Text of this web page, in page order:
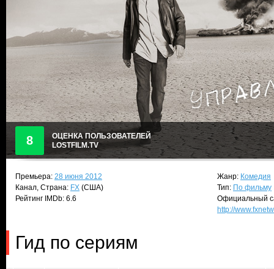
8
ОЦЕНКА ПОЛЬЗОВАТЕЛЕЙ
LOSTFILM.TV
Премьера: 28 июня 2012
Канал, Страна: FX (США)
Рейтинг IMDb: 6.6
Жанр: Комедия
Тип: По фильму
Официальный
http://
Гид по сериям